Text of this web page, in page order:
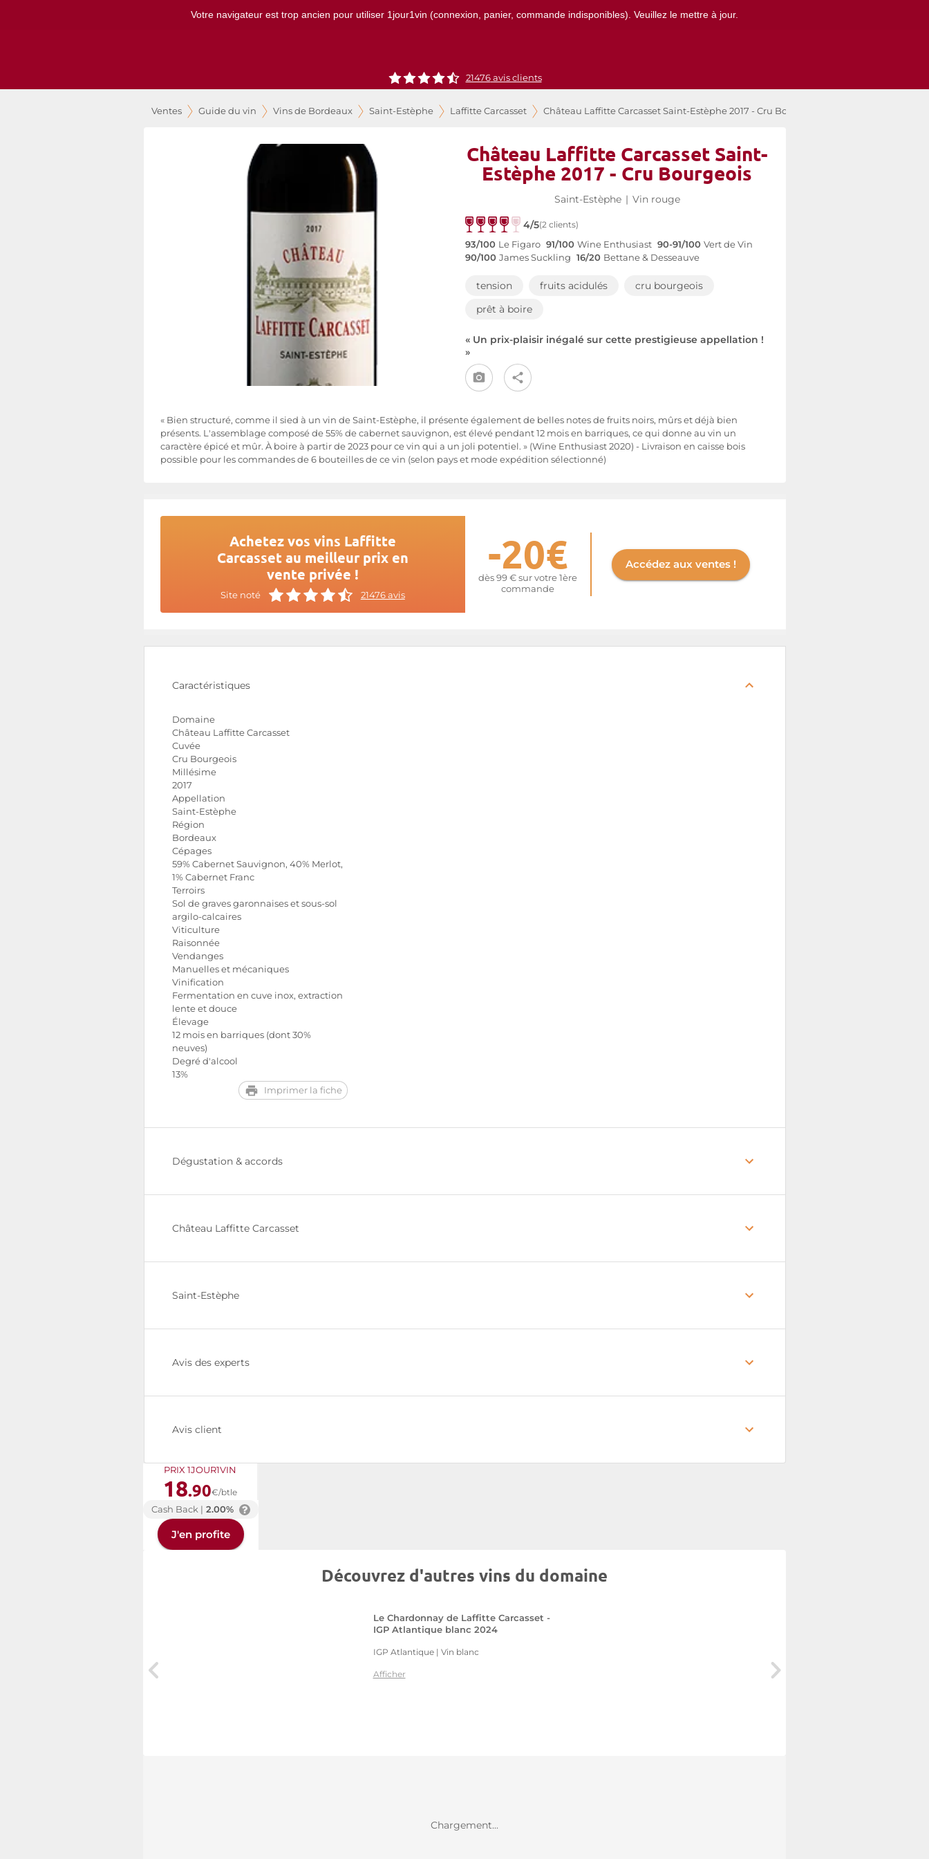
Votre navigateur est trop ancien pour utiliser 1jour1vin (connexion, panier, commande indisponibles). Veuillez le mettre à jour.
21476avis clients
Ventes Guide du vin Vins de Bordeaux Saint-Estèphe Laffitte Carcasset Château Laffitte Carcasset Saint-Estèphe 2017 - Cru Bourgeois
Château Laffitte Carcasset Saint-
Estèphe 2017 - Cru Bourgeois
Saint-Estèphe | Vin rouge
4/5(2 clients)
93/100 Le Figaro 91/100 Wine Enthusiast 90-91/100 Vert de Vin
90/100 James Suckling 16/20 Bettane & Desseauve
tension fruits acidulés
cru bourgeois
prêt à boire
« Un prix-plaisir inégalé sur cette prestigieuse appellation !
»
« Bien structuré, comme il sied à un vin de Saint-Estèphe, il présente également de belles notes de fruits noirs, mûrs et déjà bien
présents. L'assemblage composé de 55% de cabernet sauvignon, est élevé pendant 12 mois en barriques, ce qui donne au vin un
caractère épicé et mûr. À boire à partir de 2023 pour ce vin qui a un joli potentiel. » (Wine Enthusiast 2020) - Livraison en caisse bois
possible pour les commandes de 6 bouteilles de ce vin (selon pays et mode expédition sélectionné)
Achetez vos vins Laffitte
Carcasset au meilleur prix en
vente privée !
Site noté 21476 avis
-20€
dès 99 € sur votre 1ère
commande
Accédez aux ventes !
Caractéristiques
Domaine
Château Laffitte Carcasset
Cuvée
Cru Bourgeois
Millésime
2017
Appellation
Saint-Estèphe
Région
Bordeaux
Cépages
59% Cabernet Sauvignon, 40% Merlot,
1% Cabernet Franc
Terroirs
Sol de graves garonnaises et sous-sol
argilo-calcaires
Viticulture
Raisonnée
Vendanges
Manuelles et mécaniques
Vinification
Fermentation en cuve inox, extraction
lente et douce
Élevage
12 mois en barriques (dont 30%
neuves)
Degré d'alcool
13%
Imprimer la fiche
Dégustation & accords
Château Laffitte Carcasset
Saint-Estèphe
Avis des experts
Avis client
PRIX 1JOUR1VIN
18.90€/btle
Cash Back | 2.00%
J'en profite
Découvrez d'autres vins du domaine
Le Chardonnay de Laffitte Carcasset -
IGP Atlantique blanc 2024
IGP Atlantique | Vin blanc
Afficher
Chargement...